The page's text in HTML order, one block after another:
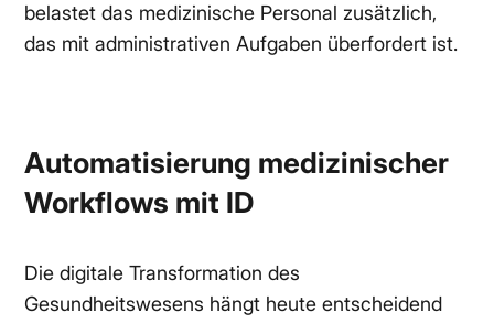
belastet das medizinische Personal zusätzlich,
das mit administrativen Aufgaben überfordert ist.
Automatisierung medizinischer
Workflows mit ID
Die digitale Transformation des
Gesundheitswesens hängt heute entscheidend